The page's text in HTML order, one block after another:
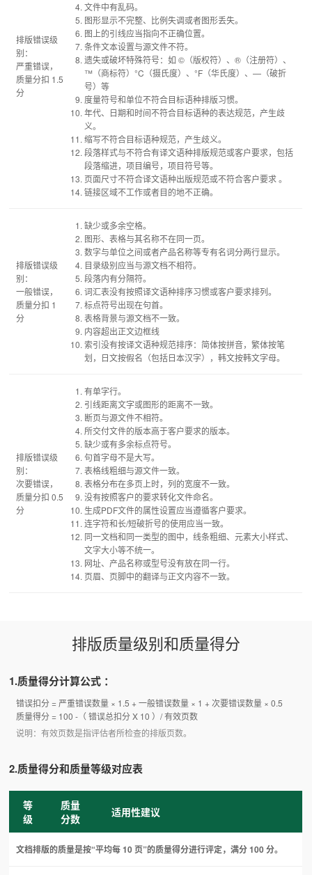
排版错误级
别：
严重错误，
质量分扣 1.5
分
文件中有乱码。
图形显示不完整、比例失调或者图形丢失。
图上的引线应当指向不正确位置。
条件文本设置与源文件不符。
遗失或破坏特殊符号：如 ©（版权符）、®（注册符）、
™（商标符）°C（摄氏度）、°F（华氏度）、—（破折
号）等
度量符号和单位不符合目标语种排版习惯。
年代、日期和时间不符合目标语种的表达规范，产生歧
义。
缩写不符合目标语种规范，产生歧义。
段落样式与不符合有译文语种排版规范或客户要求，包括
段落缩进，项目编号，项目符号等。
页面尺寸不符合译文语种出版规范或不符合客户要求 。
链接区域不工作或者目的地不正确。
排版错误级
别：
一般错误，
质量分扣 1
分
缺少或多余空格。
图形、表格与其名称不在同一页。
数字与单位之间或者产品名称等专有名词分两行显示。
目录级别应当与源文档不相符。
段落内有分隔符。
词汇表没有按照译文语种排序习惯或客户要求排列。
标点符号出现在句首。
表格背景与源文档不一致。
内容超出正文边框线
索引没有按译文语种规范排序：简体按拼音，繁体按笔
划，日文按假名（包括日本汉字），韩文按韩文字母。
排版错误级
别：
次要错误，
质量分扣 0.5
分
有单字行。
引线距离文字或图形的距离不一致。
断页与源文件不相符。
所交付文件的版本高于客户要求的版本。
缺少或有多余标点符号。
句首字母不是大写。
表格线粗细与源文件一致。
表格分布在多页上时，列的宽度不一致。
没有按照客户的要求转化文件命名。
生成PDF文件的属性设置应当遵循客户要求。
连字符和长/短破折号的使用应当一致。
同一文档和同一类型的图中，线条粗细、元素大小样式、
文字大小等不统一。
网址、产品名称或型号没有放在同一行。
页眉、页脚中的翻译与正文内容不一致。
排版质量级别和质量得分
1.质量得分计算公式 ：
错误扣分 = 严重错误数量 × 1.5 + 一般错误数量 × 1 + 次要错误数量 × 0.5
质量得分 = 100 -（ 错误总扣分 X 10 ）/ 有效页数
说明：有效页数是指评估者所检查的排版页数。
2.质量得分和质量等级对应表
等
级
质量
分数
适用性建议
文档排版的质量是按“平均每 10 页”的质量得分进行评定，满分 100 分。